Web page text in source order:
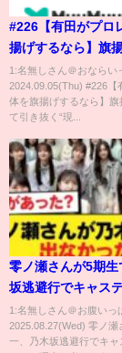
#226【有田がプロ
揚げするなら】旗
として引き抜く“現
は!?【有田オーナ
1:名無しさん＠おならい
2024.09.05(Thu) #226【
体を旗揚げするなら】旗
て引き抜く“現...
零ノ瀬さんが5期生
坂逃避行でキャス
なかった理由を考
坂46】
1:名無しさん＠お腹いっ
2025.08.27(Wed) 零ノ瀬
一、乃木坂逃避行でキ